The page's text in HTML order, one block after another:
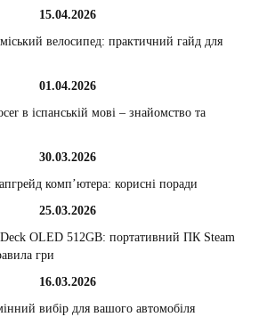
15.04.2026
велосипед: практичний гайд для
01.04.2026
в іспанській мові – знайомство та
30.03.2026
комп’ютера: корисні поради
25.03.2026
OLED 512GB: портативний ПК Steam
гри
16.03.2026
вибір для вашого автомобіля